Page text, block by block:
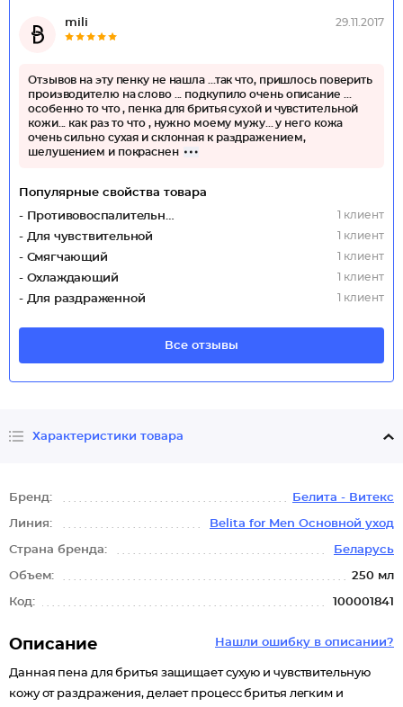
mili 29.11.2017
Отзывов на эту пенку не нашла ...так что, пришлось поверить
производителю на слово ... подкупило очень описание ...
особенно то что , пенка для бритья сухой и чувстительной
кожи... как раз то что , нужно моему мужу... у него кожа
очень сильно сухая и склонная к раздражением,
шелушением и покраснен
Популярные свойства товара
- Противовоспалительный
1 клиент
- Для чувствительной 1 клиент
- Смягчающий 1 клиент
- Охлаждающий 1 клиент
- Для раздраженной 1 клиент
Все отзывы
Характеристики товара
Бренд: Белита - Витекс
Линия: Belita for Men Основной уход
Страна бренда: Беларусь
Объем: 250 мл
Код: 100001841
Нашли ошибку в описании?
Описание
Данная пена для бритья защищает сухую и чувствительную
кожу от раздражения, делает процесс бритья легким и